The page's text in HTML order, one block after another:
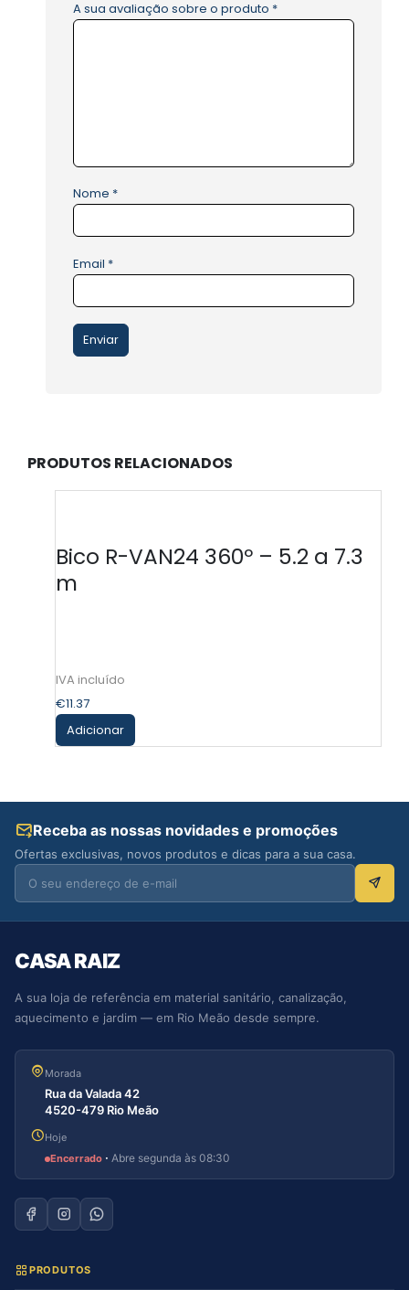
A sua avaliação sobre o produto *
Nome *
Email *
PRODUTOS RELACIONADOS
Bico R-VAN24 360º – 5.2 a 7.3
m
€11.37
Adicionar
Receba as nossas novidades e promoções
Ofertas exclusivas, novos produtos e dicas para a sua casa.
CASA RAIZ
A sua loja de referência em material sanitário, canalização,
aquecimento e jardim — em Rio Meão desde sempre.
Morada
Rua da Valada 42
4520-479 Rio Meão
Hoje
Encerrado · Abre segunda às 08:30
PRODUTOS